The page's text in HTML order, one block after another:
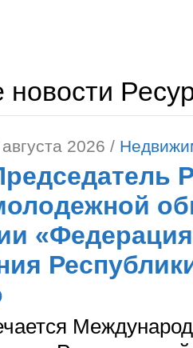
новости
2026 /